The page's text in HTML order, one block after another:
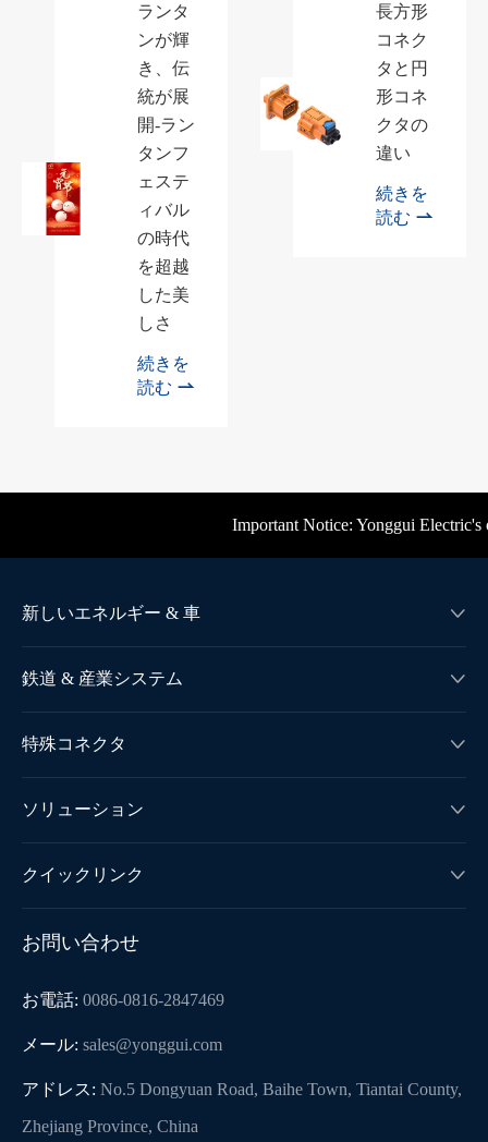
ランタ
ンが輝
き、伝
統が展
開-ラン
タンフ
ェステ
ィバル
の時代
を超越
した美
しさ
続きを
読む 
長方形
コネク
タと円
形コネ
クタの
違い
続きを
読む 
Important Notice: Yonggui Electric's
新しいエネルギー & 車 
鉄道 & 産業システム 
特殊コネクタ 
ソリューション 
クイックリンク 
お問い合わせ
お電話: 0086-0816-2847469
メール: sales@yonggui.com
アドレス: No.5 Dongyuan Road, Baihe Town, Tiantai County,
Zhejiang Province, China